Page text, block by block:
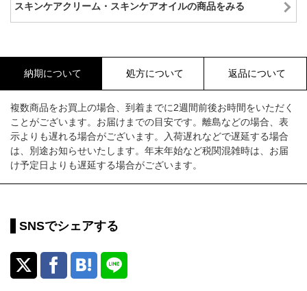
スキンケアクリーム・スキンケアオイルの商品をみる
納期について 処方について 返品について
複数商品をお買上の場合、到着までに2週間前後お時間をいただく
ことがございます。お届けまでの目安です。離島などの場合、表
示よりも遅れる場合がございます。入荷遅れなどで遅延する場合
は、別途お知らせいたします。年末年始など税関混雑時は、お届
け予定日よりも遅延する場合がございます。
SNSでシェアする